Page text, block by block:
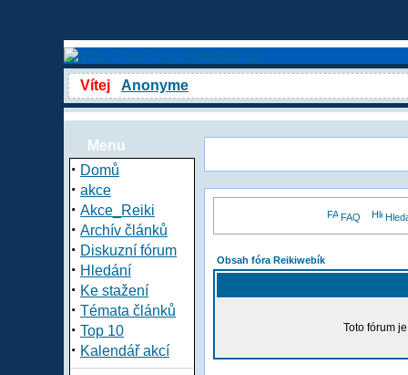
Vítej Anonyme
Menu
· Domů
· akce
· Akce_Reiki
· Archív článků
· Diskuzní fórum
· Hledání
· Ke stažení
· Témata článků
· Top 10
· Kalendář akcí
FAQ
Obsah fóra Reikiwebík
Toto fórum